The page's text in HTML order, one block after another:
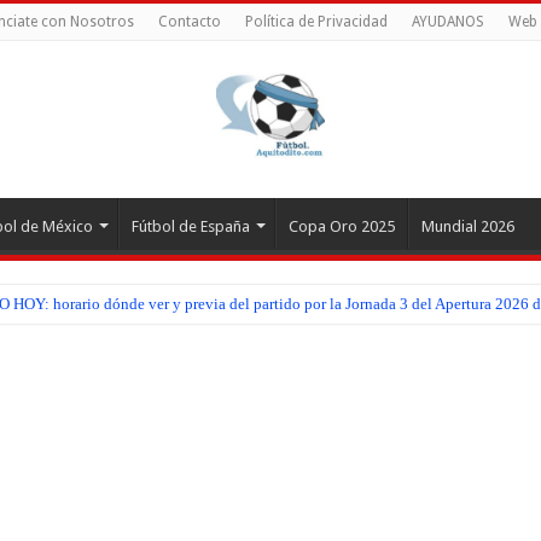
con Nosotros Contacto Política de Privacidad AYUDANOS Web
de México Fútbol de España Copa Oro 2025 Mundial 2026
VIVO HOY: horario, dónde ver y previa del partido por la Jornada 3 del Torneo
HOY: horario dónde ver y previa del partido por la Jornada 3 del Apertura 2026